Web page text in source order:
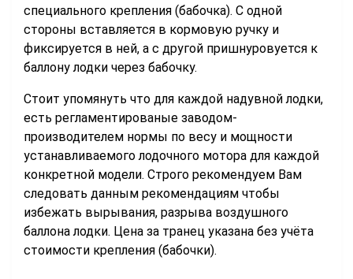
специального крепления (бабочка). С одной
стороны вставляется в кормовую ручку и
фиксируется в ней, а с другой пришнуровуется к
баллону лодки через бабочку.
Стоит упомянуть что для каждой надувной лодки,
есть регламентированые заводом-
производителем нормы по весу и мощности
устанавливаемого лодочного мотора для каждой
конкретной модели. Строго рекомендуем Вам
следовать данным рекомендациям чтобы
избежать вырывания, разрыва воздушного
баллона лодки. Цена за транец указана без учёта
стоимости крепления (бабочки).